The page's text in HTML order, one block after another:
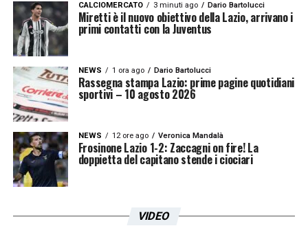
CALCIOMERCATO 3 minuti ago Dario Bartolucci
Miretti è il nuovo obiettivo della Lazio, arrivano i
primi contatti con la Juventus
NEWS 1 ora ago Dario Bartolucci
Rassegna stampa Lazio: prime pagine quotidiani
sportivi – 10 agosto 2026
NEWS 12 ore ago Veronica Mandalà
Frosinone Lazio 1-2: Zaccagni on fire! La
doppietta del capitano stende i ciociari
VIDEO